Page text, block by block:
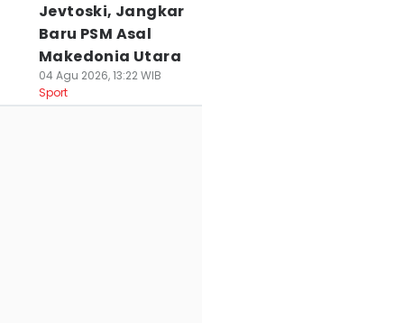
Jevtoski, Jangkar
Baru PSM Asal
Makedonia Utara
04 Agu 2026, 13:22 WIB
Sport